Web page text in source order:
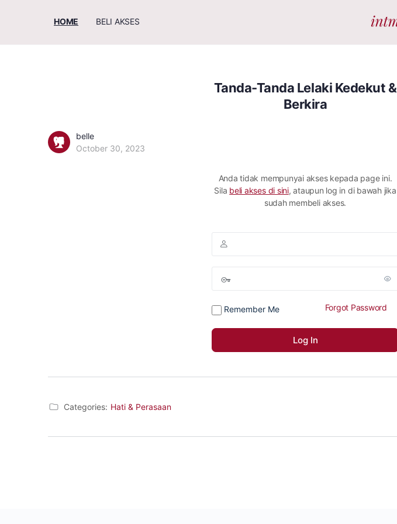
HOME BELI AKSES
Tanda-Tanda Lelaki Kedekut &
Berkira
belle
October 30, 2023
Anda tidak mempunyai akses kepada page ini.
Sila beli akses di sini, ataupun log in di bawah jika
sudah membeli akses.
Remember Me Forgot Password
Categories: Hati & Perasaan